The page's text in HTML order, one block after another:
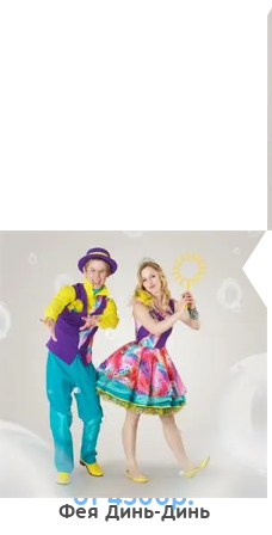
Фея Динь-Динь
от 4500р.